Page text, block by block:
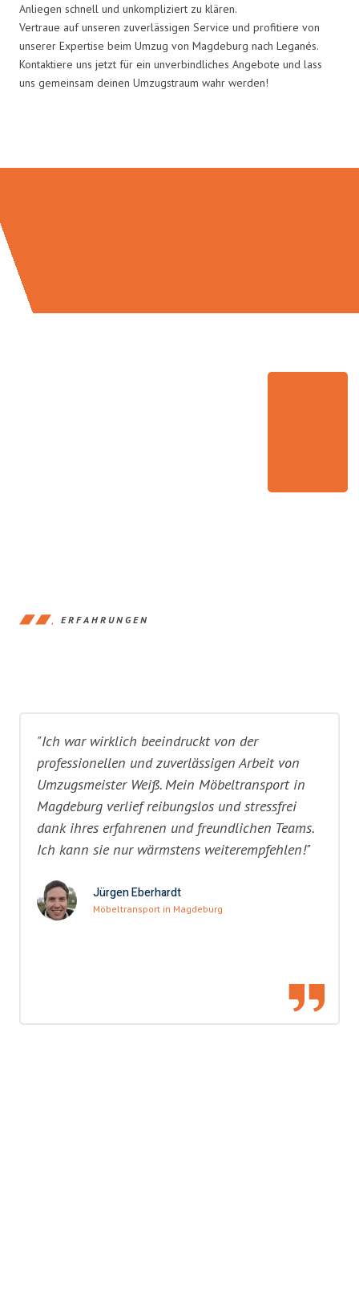
Anliegen schnell und unkompliziert zu klären.
Vertraue auf unseren zuverlässigen Service und profitiere von
unserer Expertise beim Umzug von Magdeburg nach Leganés.
Kontaktiere uns jetzt für ein unverbindliches Angebote und lass
uns gemeinsam deinen Umzugstraum wahr werden!
ERFAHRUNGEN
"Ich war wirklich beeindruckt von der
professionellen und zuverlässigen Arbeit von
Umzugsmeister Weiß. Mein Möbeltransport in
Magdeburg verlief reibungslos und stressfrei
dank ihres erfahrenen und freundlichen Teams.
Ich kann sie nur wärmstens weiterempfehlen!"
Jürgen Eberhardt
Möbeltransport in Magdeburg